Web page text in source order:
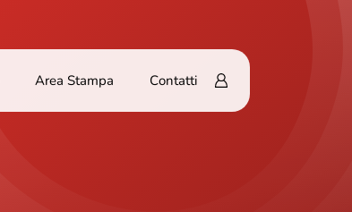
Area Stampa Contatti